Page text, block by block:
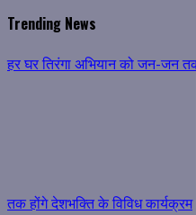
Trending News
हर घर तिरंगा अभियान को जन-जन
तक होंगे देशभक्ति के विविध कार्यक्रम